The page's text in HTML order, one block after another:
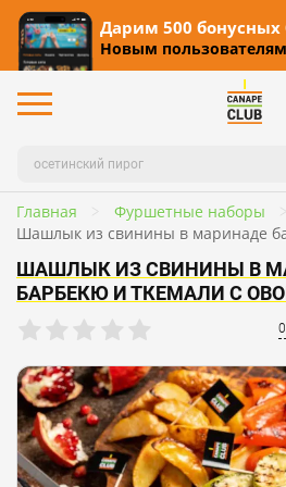
Дарим 500 бонусных
Новым
Главная Фуршетные наборы
Шашлык из свинины в маринаде
ШАШЛЫК ИЗ СВИНИНЫ В
БАРБЕКЮ И ТКЕМАЛИ С